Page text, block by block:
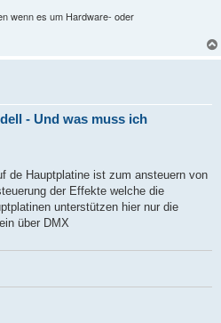
wenn es um Hardware- oder
- Und was muss ich
de Hauptplatine ist zum ansteuern von
der Effekte welche die
unterstützen hier nur die
über DMX